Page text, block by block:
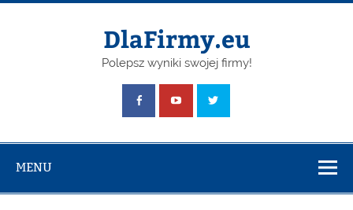
Skip
DlaFirmy.eu
Polepsz wyniki swojej firmy!
MENU